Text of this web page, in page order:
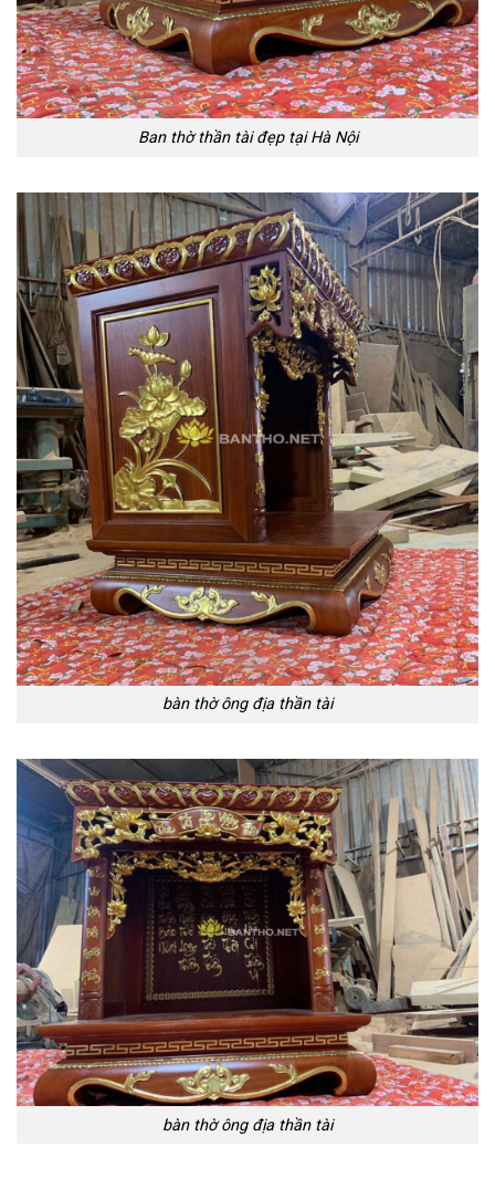
Ban thờ thần tài đẹp tại Hà Nội
bàn thờ ông địa thần tài
bàn thờ ông địa thần tài